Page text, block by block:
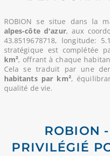
ROBION se situe dans la
alpes-côte d'azur, aux
43.8519678718, longitude:
stratégique est complétée
km², offrant à chaque
Cela se traduit par une
habitants par km²,
qualité de vie.
ROBION
PRIVILÉGIÉ